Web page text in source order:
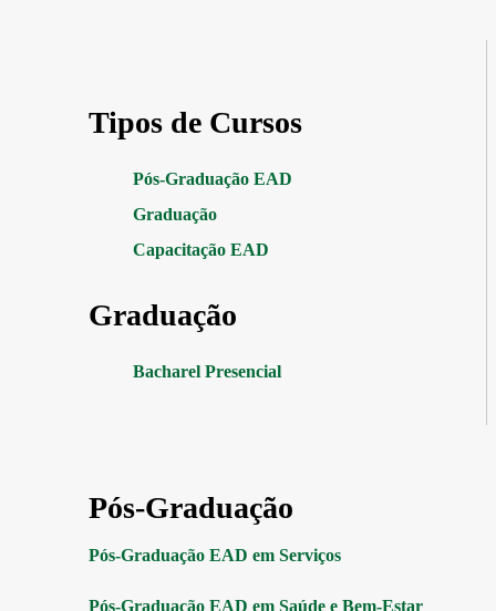
Tipos de Cursos
Pós-Graduação EAD
Graduação
Capacitação EAD
Graduação
Bacharel Presencial
Pós-Graduação
Pós-Graduação EAD em Serviços
Pós-Graduação EAD em Saúde e Bem-Estar